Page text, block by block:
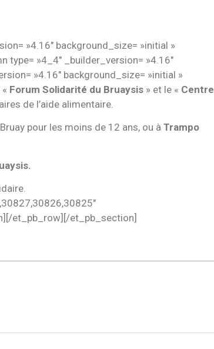
»4.16″ background_size= »initial »
»4_4″ _builder_version= »4.16″
»4.16″ background_size= »initial »
Forum Solidarité du Bruaysis » et le « Centre
de l’aide alimentaire.
pour les moins de 12 ans, ou à Trampo
et_pb_row][/et_pb_section]